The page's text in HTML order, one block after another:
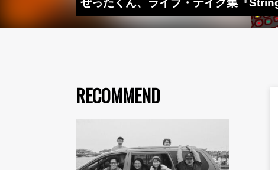
ぜったくん、ライブ・テイク集『
RECOMMEND